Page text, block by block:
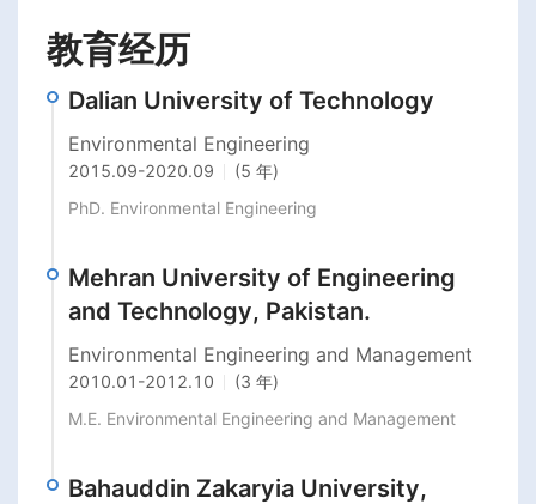
教育经历
Dalian University of Technology
Environmental Engineering
2015.09-2020.09
(5 年)
PhD. Environmental Engineering
Mehran University of Engineering
and Technology, Pakistan.
Environmental Engineering and Management
2010.01 -2012.10
(3 年)
M.E. Environmental Engineering and Management
Bahauddin Zakaryia University,